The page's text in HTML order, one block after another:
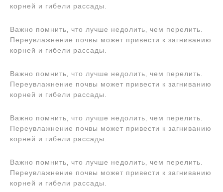
корней и гибели рассады.
Важно помнить‚ что лучше недолить‚ чем перелить.
Переувлажнение почвы может привести к загниванию
корней и гибели рассады.
Важно помнить‚ что лучше недолить‚ чем перелить.
Переувлажнение почвы может привести к загниванию
корней и гибели рассады.
Важно помнить‚ что лучше недолить‚ чем перелить.
Переувлажнение почвы может привести к загниванию
корней и гибели рассады.
Важно помнить‚ что лучше недолить‚ чем перелить.
Переувлажнение почвы может привести к загниванию
корней и гибели рассады.